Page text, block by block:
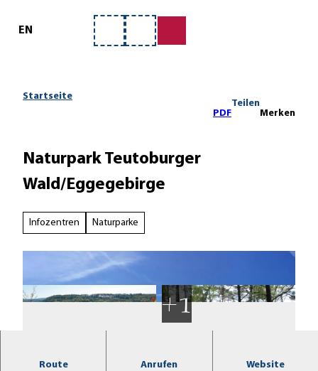
EN
Merkzettel
Suche
Startseite
PDF
Teilen
Merken
Naturpark Teutoburger
Wald/Eggegebirge
Infozentren Naturparke
Route Anrufen Website
Der Naturpark Teutoburger Wald/Eggegebirge –